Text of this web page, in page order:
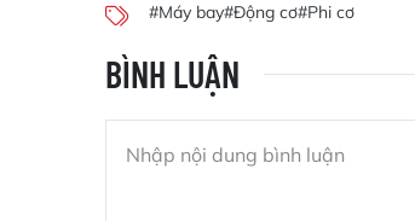
#Máy bay#Động cơ#Phi cơ
BÌNH LUẬN